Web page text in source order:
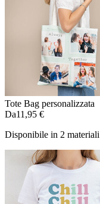
Tote Bag personalizzata
Da11,95 €
Disponibile in 2 materiali